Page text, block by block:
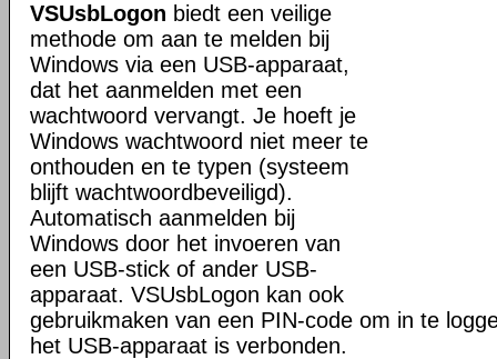
VSUsbLogon biedt een veilige
methode om aan te melden bij
Windows via een USB-apparaat,
dat het aanmelden met een
wachtwoord vervangt. Je hoeft je
Windows wachtwoord niet meer te
onthouden en te typen (systeem
blijft wachtwoordbeveiligd).
Automatisch aanmelden bij
Windows door het invoeren van
een USB-stick of ander USB-
apparaat. VSUsbLogon kan ook
gebruikmaken van een PIN-code om in te
het USB-apparaat is verbonden.